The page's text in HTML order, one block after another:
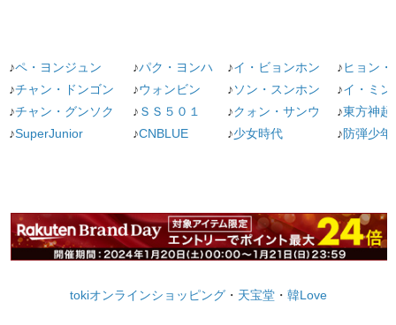
♪ペ・ヨンジュン ♪パク・ヨンハ ♪イ・ビョンホン ♪ヒョン・
♪チャン・ドンゴン ♪ウォンビン ♪ソン・スンホン ♪イ・ミン
♪チャン・グンソク ♪ ＳＳ５０１ ♪クォン・サンウ ♪東方神起
♪SuperJunior ♪CNBLUE ♪少女時代 ♪防弾少年
tokiオンラインショッピング・ 天宝堂・ 韓Love